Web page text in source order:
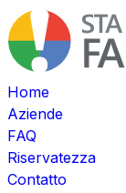
Home
Aziende
FAQ
Riservatezza
Contatto